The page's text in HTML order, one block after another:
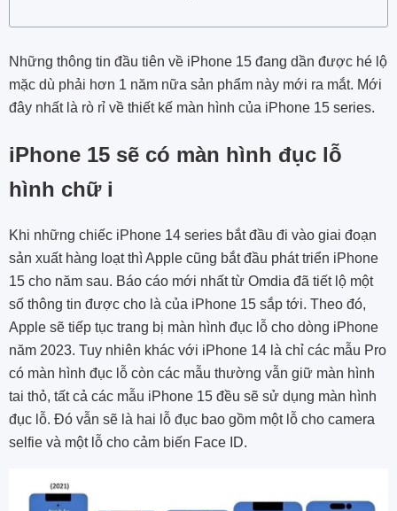
Những thông tin đầu tiên về iPhone 15 đang dần được hé lộ
mặc dù phải hơn 1 năm nữa sản phẩm này mới ra mắt. Mới
đây nhất là rò rỉ về thiết kế màn hình của iPhone 15 series.
iPhone 15 sẽ có màn hình đục lỗ
hình chữ i
Khi những chiếc iPhone 14 series bắt đầu đi vào giai đoạn
sản xuất hàng loạt thì Apple cũng bắt đầu phát triển iPhone
15 cho năm sau. Báo cáo mới nhất từ Omdia đã tiết lộ một
số thông tin được cho là của iPhone 15 sắp tới. Theo đó,
Apple sẽ tiếp tục trang bị màn hình đục lỗ cho dòng iPhone
năm 2023. Tuy nhiên khác với iPhone 14 là chỉ các mẫu Pro
có màn hình đục lỗ còn các mẫu thường vẫn giữ màn hình
tai thỏ, tất cả các mẫu iPhone 15 đều sẽ sử dụng màn hình
đục lỗ. Đó vẫn sẽ là hai lỗ đục bao gồm một lỗ cho camera
selfie và một lỗ cho cảm biến Face ID.